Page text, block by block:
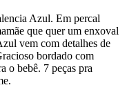
Azul. Em percal
que quer um enxoval
vem com detalhes de
bordado com
o bebê. 7 peças pra